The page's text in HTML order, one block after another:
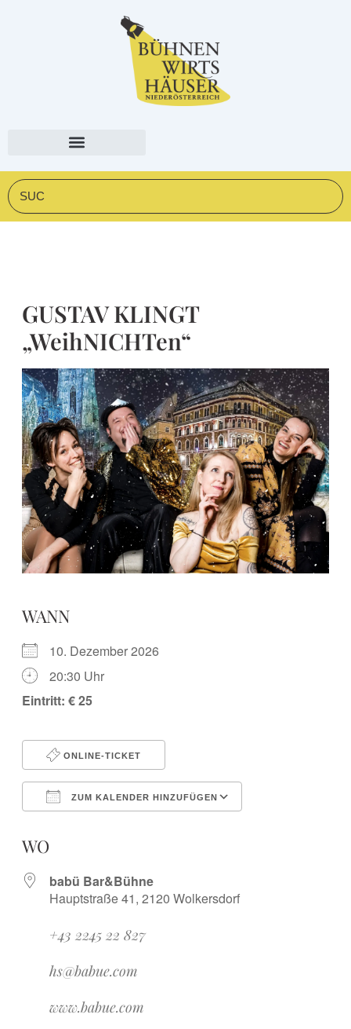
Suche
GUSTAV KLINGT
„WeihNICHTen“
WANN
10. Dezember 2026
20:30 Uhr
Eintritt: € 25
ONLINE-TICKET
ZUM KALENDER HINZUFÜGEN
WO
babü Bar&Bühne
Hauptstraße 41, 2120 Wolkersdorf
+43 2245 22 827
hs@babue.com
www.babue.com